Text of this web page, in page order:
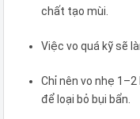
chất tạo mùi.
Việc vo quá kỹ sẽ
Chỉ nên vo nhẹ
để loại bỏ bụi bẩn.